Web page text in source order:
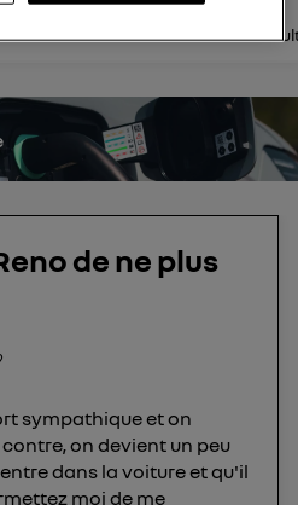
consultez la brochure
de ne plus
sympathique et on
on devient un peu
dans la voiture et qu'il
moi de me
internet fournie parun
chaque site).
a été conçue pour la
personnelles en vous
et contrôle.
créé par votre opérateur
IP et une référence
(ex : votre numéro de
à votre connexion
personnes utilisant la
consenties se verront
En général :
: Wi-Fi), la personnalisation sera basée
du foyer ayant consentis.
, la personnalisation sera basée